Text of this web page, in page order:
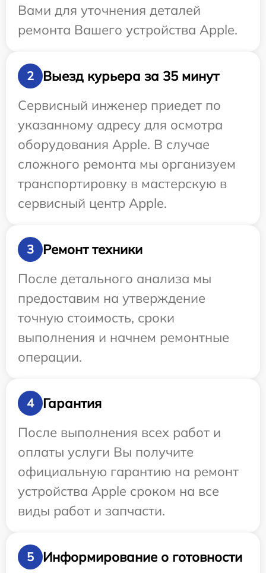
Вами для уточнения деталей
ремонта Вашего устройства Apple.
2
Выезд курьера за 35 минут
Сервисный инженер приедет по
указанному адресу для осмотра
оборудования Apple. В случае
сложного ремонта мы организуем
транспортировку в мастерскую в
сервисный центр Apple.
3
Ремонт техники
После детального анализа мы
предоставим на утверждение
точную стоимость, сроки
выполнения и начнем ремонтные
операции.
4
Гарантия
После выполнения всех работ и
оплаты услуги Вы получите
официальную гарантию на ремонт
устройства Apple сроком на все
виды работ и запчасти.
5 Информирование о готовности